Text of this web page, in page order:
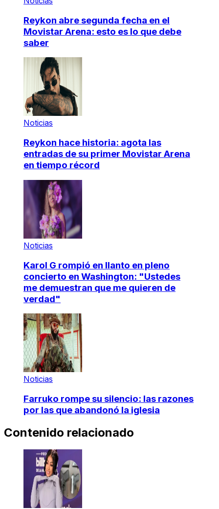
Reykon abre segunda fecha en el
Movistar Arena: esto es lo que debe
saber
Noticias
Reykon hace historia: agota las
entradas de su primer Movistar Arena
en tiempo récord
Noticias
Karol G rompió en llanto en pleno
concierto en Washington: "Ustedes
me demuestran que me quieren de
verdad"
Noticias
Farruko rompe su silencio: las razones
por las que abandonó la iglesia
Contenido relacionado